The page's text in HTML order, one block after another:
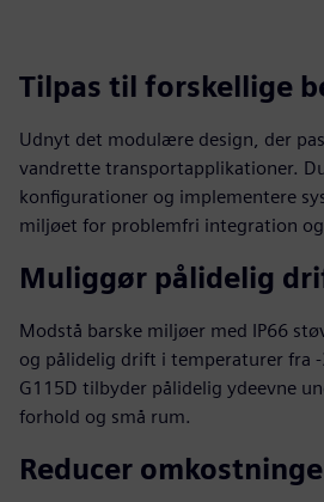
Tilpas til forskellige
Udnyt det modulære design, der
vandrette transportapplikationer.
konfigurationer og implementere
miljøet for problemfri integration
Muliggør pålidelig
Modstå barske miljøer med IP66
og pålidelig drift i temperaturer fra -
G115D tilbyder pålidelig ydeevne
forhold og små rum.
Reducer